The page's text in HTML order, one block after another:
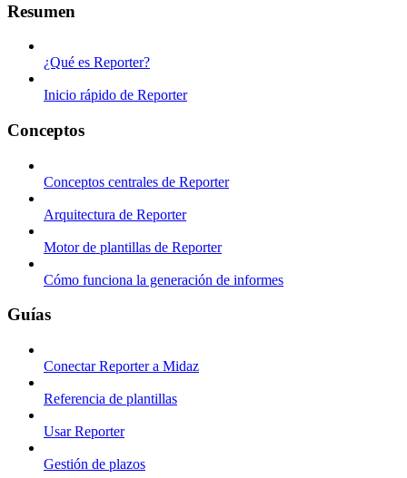
Resumen
¿Qué es Reporter?
Inicio rápido de Reporter
Conceptos
Conceptos centrales de Reporter
Arquitectura de Reporter
Motor de plantillas de Reporter
Cómo funciona la generación de informes
Guías
Conectar Reporter a Midaz
Referencia de plantillas
Usar Reporter
Gestión de plazos